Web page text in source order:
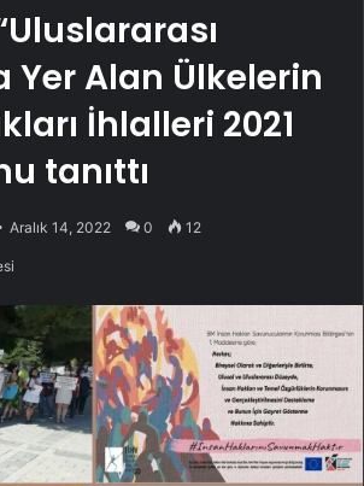
Yer Alan Ülkelerin
İhlalleri 2021
tanıttı
Aralık 14, 2022 0 12